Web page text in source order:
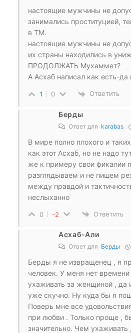
настоящие мужчины не
занимались проституцией,
в ТМ.
настоящие мужчины не
их страны находились в
ПРОДОЛЖАТЬ Мухаммет?
А Асхаб написал как есть-да
1 0 Ответить
Берды
Ответ для karabas
В мире полно плохого и
как этот Асхаб, но не надо
же к примеру свои фикалии
разглядываем и не пишем
между правдой и
неслыханно
0 -2 Ответить
Асхаб-Али
Ответ для Берды
Берды я не извращенец , я
человек. У меня нет
ухаживать за женщиной , да
уже скучно. Ну куда бы я
Поверь мне все
при любви . Только проще ,
значительно. Чем ухаживать